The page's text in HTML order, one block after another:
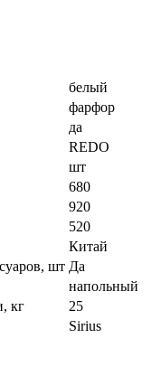
белый
фарфор
да
REDO
шт
680
920
520
Китай
шт Да
напольный
кг
25
Sirius